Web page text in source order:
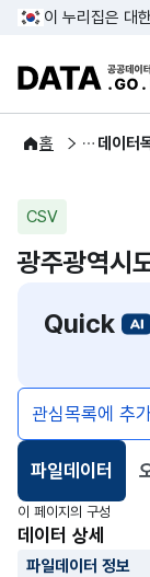
이 누리집은 대
홈
공공데이터 데이터
CSV
광주광역시
Quick
관심목록에 추
파일데이터
선택됨
이 페이지의 구성
데이터 상세
파일데이터 정보